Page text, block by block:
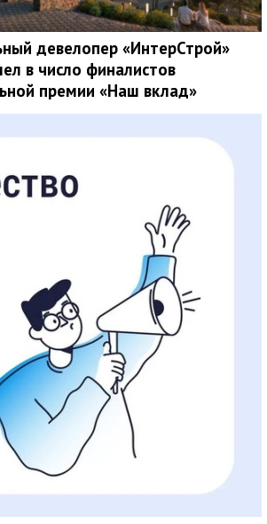
девелопер «ИнтерСтрой»
в число финалистов
премии «Наш вклад»